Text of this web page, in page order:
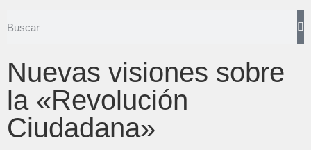
Nuevas visiones sobre
la «Revolución
Ciudadana»